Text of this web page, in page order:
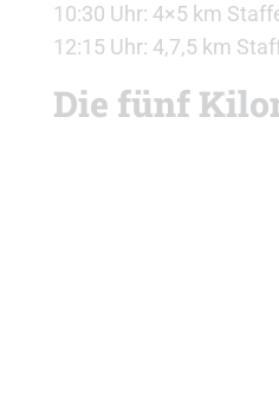
10:30 Uhr: 4×5 km
12:15 Uhr: 4,7,5 km
Die fünf